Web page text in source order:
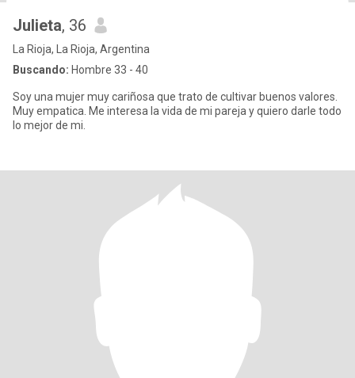
Julieta, 36
La Rioja, La Rioja, Argentina
Buscando: Hombre 33 - 40
Soy una mujer muy cariñosa que trato de cultivar buenos valores.
Muy empatica. Me interesa la vida de mi pareja y quiero darle todo
lo mejor de mi.